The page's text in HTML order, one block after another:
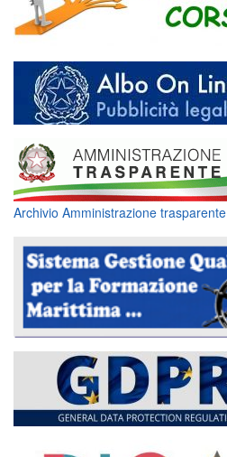
Archivio Amministrazione trasparente